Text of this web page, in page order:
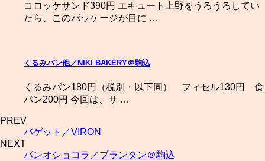
コロッケサンド390円 エキュート上野をうろうろしてい
たら、このパッケージが目に …
くるみパン他／NIKI BAKERY＠駒込
くるみパン180円（税別・以下同） フィセル130円 食
パン200円 今回は、サ …
PREV
バゲット／VIRON
NEXT
パンオショコラ／プランタン＠駒込